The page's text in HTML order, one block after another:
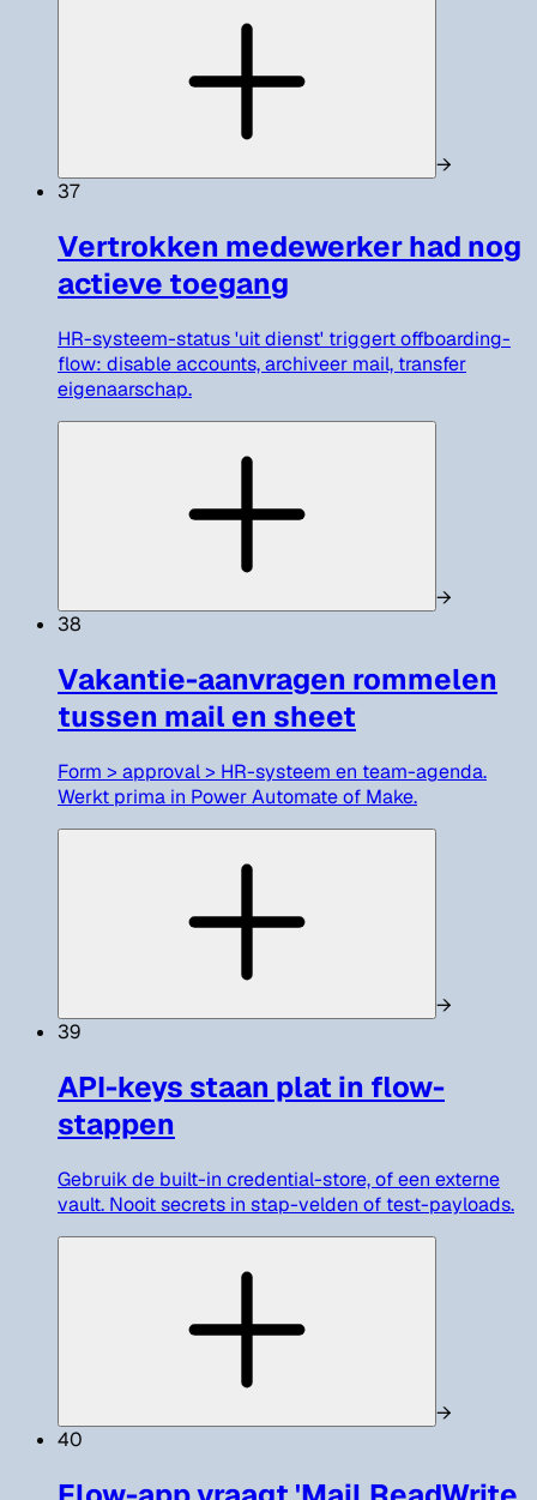
→
37
Vertrokken medewerker had nog
actieve toegang
HR-systeem-status 'uit dienst' triggert offboarding-
flow: disable accounts, archiveer mail, transfer
eigenaarschap.
→
38
Vakantie-aanvragen rommelen
tussen mail en sheet
Form > approval > HR-systeem en team-agenda.
Werkt prima in Power Automate of Make.
→
39
API-keys staan plat in flow-
stappen
Gebruik de built-in credential-store, of een externe
vault. Nooit secrets in stap-velden of test-payloads.
→
40